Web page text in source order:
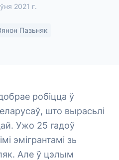
2021 г.
Пазьняк
робіцца ў
што вырасьлі
Ужо 25 гадоў
эмігрантамі зь
Але ў цэлым